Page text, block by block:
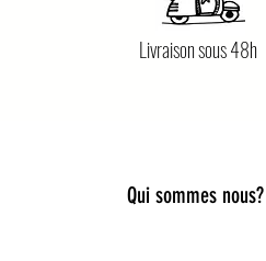
Livraison sous 48h
Qui sommes nous?